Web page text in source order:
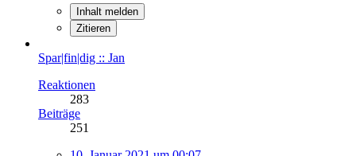
Inhalt melden
Zitieren
Spar|fin|dig :: Jan
Reaktionen
283
Beiträge
251